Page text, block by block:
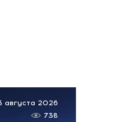
августа 2026
738